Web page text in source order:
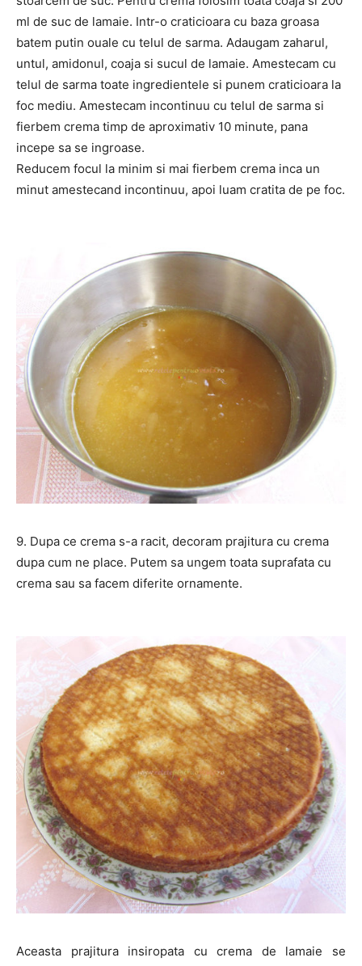
ml de suc de lamaie. Intr-o craticioara cu baza groasa
batem putin ouale cu telul de sarma. Adaugam zaharul,
untul, amidonul, coaja si sucul de lamaie. Amestecam cu
telul de sarma toate ingredientele si punem craticioara la
foc mediu. Amestecam incontinuu cu telul de sarma si
fierbem crema timp de aproximativ 10 minute, pana
incepe sa se ingroase.
Reducem focul la minim si mai fierbem crema inca un
minut amestecand incontinuu, apoi luam cratita de pe foc.
9. Dupa ce crema s-a racit, decoram prajitura cu crema
dupa cum ne place. Putem sa ungem toata suprafata cu
crema sau sa facem diferite ornamente.
Aceasta prajitura insiropata cu crema de lamaie se